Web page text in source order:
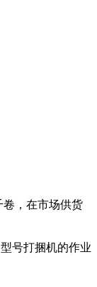
卷，在市场供货
号打捆机的作业